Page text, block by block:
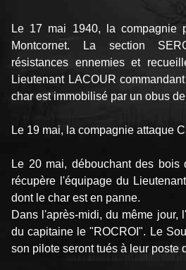
Le 17 mai 1940, la compagnie
Montcornet. La section
résistances ennemies et
Lieutenant LACOUR
char est immobilisé par un obus
Le 19 mai, la compagnie attaque
Le 20 mai, débouchant des bois
récupère l'équipage du
dont le char est en panne.
Dans l'après-midi, du même jour,
du capitaine le "ROCROI". Le
son pilote seront tués à leur poste